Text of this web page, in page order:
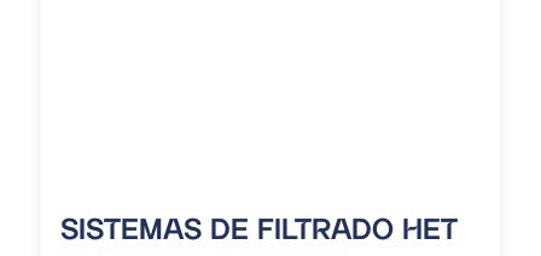
SISTEMAS DE FILTRADO HET